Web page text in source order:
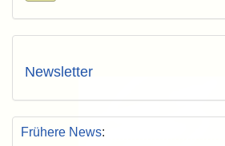
Newsletter
Frühere News: